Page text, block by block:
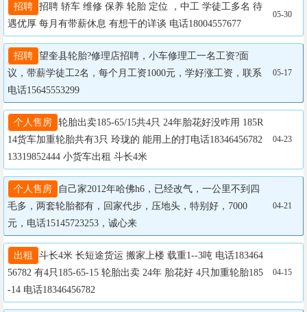
招聘 招聘 轿车 维修 保养 轮胎 定位 ，中工 学徒工多名 待
遇优厚 每月有带薪休息 有想干的详谈 电话18004557677
05-30
招聘 望奎县轮胎?修理店招聘，小车修理工一名工资?面
议，带薪学徒工2名，每个月工资1000元，学好涨工资，联系
电话15645553299
05-17
个人售房 轮胎出卖185-65/15共4只 24年胎花好没咋用 185R
14货车加重轮胎共有3只 玲珑的 能用上的打电话18346456782
13319852444 小货车出租 斗长4米
04-23
个人售房
自己家2012年哈佛h6，已经改气，一公里不到四
毛多，两套轮胎都有，回家代步，压地头，特别好，7000
元，电话15145723253，诚心来
04-21
出租
斗长4米 长短途货运 搬家上楼 载重1--3吨 电话183464
56782 有4只185-65-15 轮胎出卖 24年 胎花好 4只加重轮胎185
-14 电话18346456782
04-15